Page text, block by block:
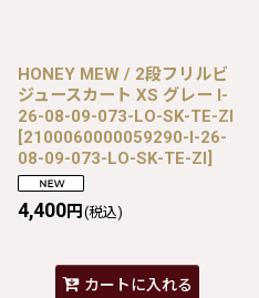
HONEY MEW / 2段フリルビ
ジュースカート XS グレー I-
26-08-09-073-LO-SK-TE-ZI
[2100060000059290-I-26-
08-09-073-LO-SK-TE-ZI]
4,400円 (税込)
カートに入れる